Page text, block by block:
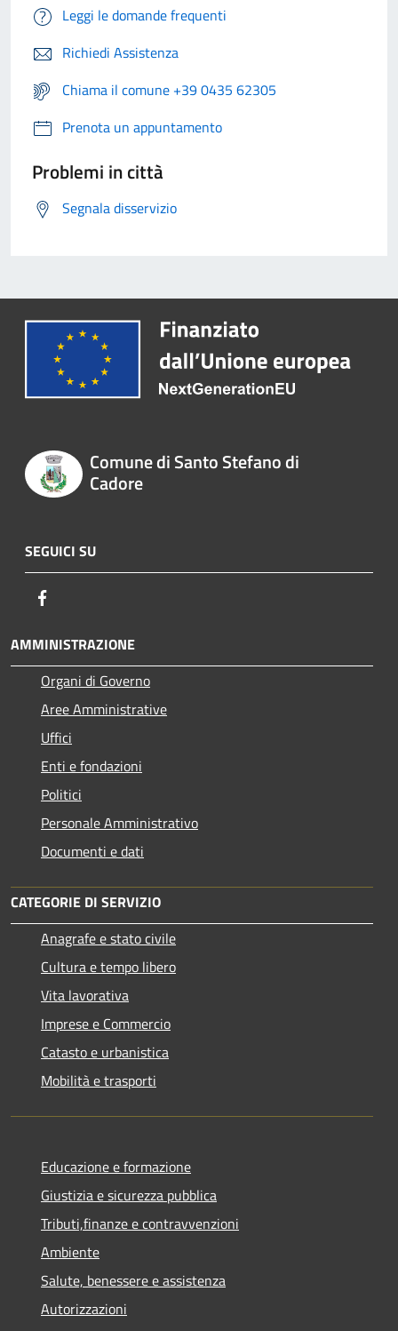
Leggi le domande frequenti
Richiedi Assistenza
Chiama il comune +39 0435 62305
Prenota un appuntamento
Problemi in città
Segnala disservizio
Comune di Santo Stefano di
Cadore
SEGUICI SU
AMMINISTRAZIONE
Organi di Governo
Aree Amministrative
Uffici
Enti e fondazioni
Politici
Personale Amministrativo
Documenti e dati
CATEGORIE DI SERVIZIO
Anagrafe e stato civile
Cultura e tempo libero
Vita lavorativa
Imprese e Commercio
Catasto e urbanistica
Mobilità e trasporti
Educazione e formazione
Giustizia e sicurezza pubblica
Tributi,finanze e contravvenzioni
Ambiente
Salute, benessere e assistenza
Autorizzazioni